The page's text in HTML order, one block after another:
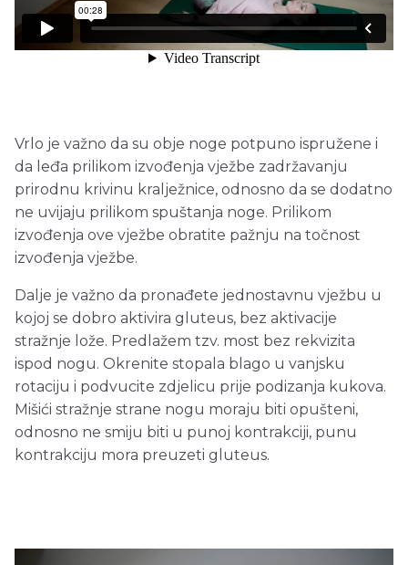
Vrlo je važno da su obje noge potpuno ispružene i
da leđa prilikom izvođenja vježbe zadržavanju
prirodnu krivinu kralježnice, odnosno da se dodatno
ne uvijaju prilikom spuštanja noge. Prilikom
izvođenja ove vježbe obratite pažnju na točnost
izvođenja vježbe.
Dalje je važno da pronađete jednostavnu vježbu u
kojoj se dobro aktivira gluteus, bez aktivacije
stražnje lože. Predlažem tzv. most bez rekvizita
ispod nogu. Okrenite stopala blago u vanjsku
rotaciju i podvucite zdjelicu prije podizanja kukova.
Mišići stražnje strane nogu moraju biti opušteni,
odnosno ne smiju biti u punoj kontrakciji, punu
kontrakciju mora preuzeti gluteus.